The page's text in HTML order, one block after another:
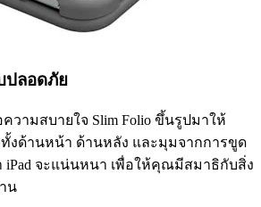
ปลอดภัย
วามสบายใจ Slim Folio ขึ้นรูปมาให้
ทั้งด้านหน้า ด้านหลัง และมุมจากการขูด
iPad จะแน่นหนา เพื่อให้คุณมีสมาธิกับสิ่ง
น